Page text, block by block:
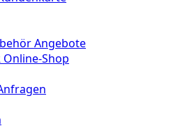
Angebote
Online-Shop